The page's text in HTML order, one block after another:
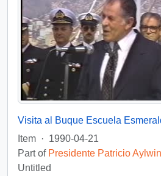
Visita al Buque Escuela
Item · 1990-04-21
Part of Presidente Patricio
Untitled